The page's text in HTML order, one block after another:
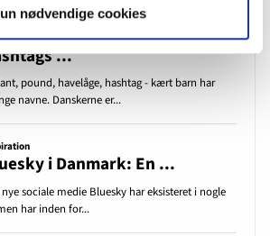
nødvendige cookies